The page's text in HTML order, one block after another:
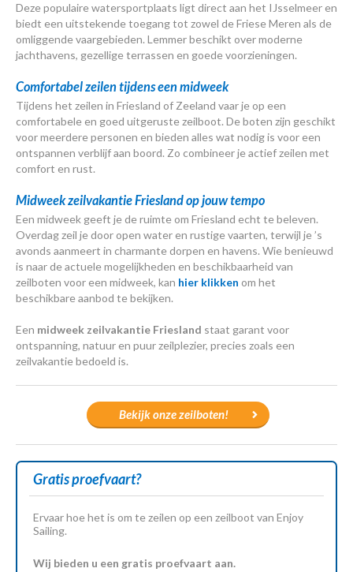
Deze populaire watersportplaats ligt direct aan het IJsselmeer en
biedt een uitstekende toegang tot zowel de Friese Meren als de
omliggende vaargebieden. Lemmer beschikt over moderne
jachthavens, gezellige terrassen en goede voorzieningen.
Comfortabel zeilen tijdens een midweek
Tijdens het zeilen in Friesland of Zeeland vaar je op een
comfortabele en goed uitgeruste zeilboot. De boten zijn geschikt
voor meerdere personen en bieden alles wat nodig is voor een
ontspannen verblijf aan boord. Zo combineer je actief zeilen met
comfort en rust.
Midweek zeilvakantie Friesland op jouw tempo
Een midweek geeft je de ruimte om Friesland echt te beleven.
Overdag zeil je door open water en rustige vaarten, terwijl je ’s
avonds aanmeert in charmante dorpen en havens. Wie benieuwd
is naar de actuele mogelijkheden en beschikbaarheid van
zeilboten voor een midweek, kan hier klikken om het
beschikbare aanbod te bekijken.
Een midweek zeilvakantie Friesland staat garant voor
ontspanning, natuur en puur zeilplezier, precies zoals een
zeilvakantie bedoeld is.
Bekijk onze zeilboten!
Gratis proefvaart?
Ervaar hoe het is om te zeilen op een zeilboot van Enjoy
Sailing.
Wij bieden u een gratis proefvaart aan.